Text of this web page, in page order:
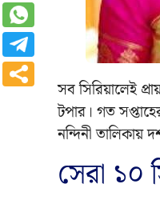
সব সিরিয়ালেই
টপার। গত
নন্দিনী তালিকায়
সেরা ১০